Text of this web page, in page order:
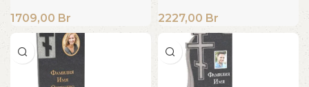
1709,00 Br 2227,00 Br